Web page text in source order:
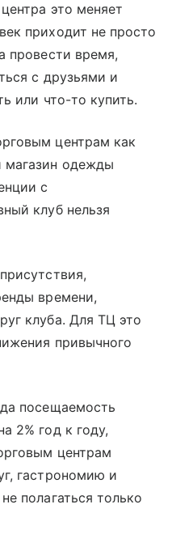
это меняет
приходит не просто
провести время,
с друзьями и
или что-то купить.
центрам как
магазин одежды
с
клуб нельзя
времени,
клуба. Для ТЦ это
привычного
посещаемость
2% год к году,
центрам
гастрономию и
полагаться только